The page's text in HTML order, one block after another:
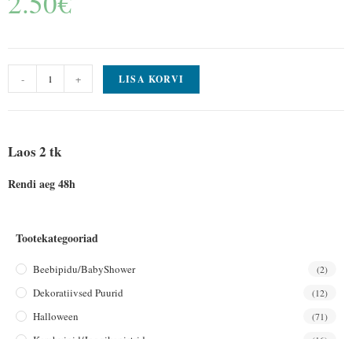
- + LISA KORVI
Laos 2 tk
Rendi aeg 48h
Tootekategooriad
Beebipidu/BabyShower (2)
Dekoratiivsed Puurid (12)
Halloween (71)